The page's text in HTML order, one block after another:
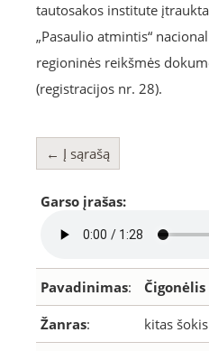
tautosakos institute
„Pasaulio atmintis“
regioninės reikšmės
(registracijos nr. 28).
← Į sąrašą
Garso įrašas:
Pavadinimas: Čigonėlis
Žanras: kitas šokis